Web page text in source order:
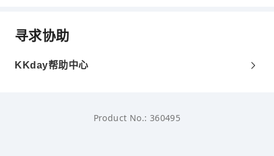
本住宿无最小入住年龄限制，婴幼儿亦可入住。
寓-55平方米|带1个独立浴室特定客房的卫生间提供浴袍、毛巾
或吹风机。 位于赛城的1卧室公寓-55平方米|带1个独立浴室提
可达的海滩。享受放松的水疗，犒赏一下自己，获得难忘的体
寻求协助
KKday帮助中心
Product No.: 360495